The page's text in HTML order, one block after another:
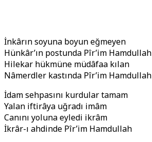
İnkârın soyuna boyun eğmeyen
Hünkâr’ın postunda Pîr’im Hamdullah
Hilekar hükmüne müdâfaa kılan
Nâmerdler kastında Pîr’im Hamdullah
İdam sehpasını kurdular tamam
Yalan iftirâya uğradı imâm
Canını yoluna eyledi ikrâm
İkrâr-ı ahdinde Pîr’im Hamdullah